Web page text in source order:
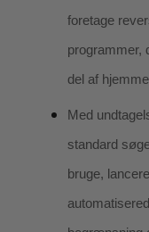
foretage
programmer,
del af
Med
standard
bruge,